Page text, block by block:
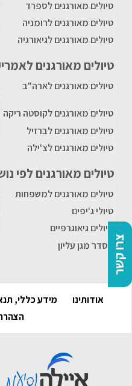
צרו קשר
טיולים מאורגנים לספרד
טיולים מאורגנים לרומניה
טיולים מאורגנים לגיאורגיה
טיולים מאורגנים
טיולים מאורגנים לארה"ב
טיולים מאורגנים לקוסטה ריקה
טיולים מאורגנים לברזיל
טיולים מאורגנים לצ'ילה
טיולים מאורגנים לפי
טיולים מאורגנים למשפחות
טיולי ג'יפים
טיולים גיאוגרפיים
הסדר מגן עליון
אודותינו מידע כללי,